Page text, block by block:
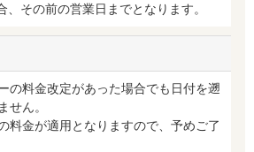
その前の営業日までとなります。
の料金改定があった場合でも日付を遡
せん。
料金が適用となりますので、予めご了